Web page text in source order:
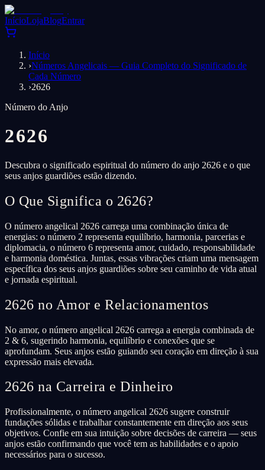
InícioLojaBlogEntrar
Início
›Números Angelicais — Guia Completo do Significado de
Cada Número
›2626
Número do Anjo
2626
Descubra o significado espiritual do número do anjo 2626 e o que
seus anjos guardiões estão dizendo.
O Que Significa o 2626?
O número angelical 2626 carrega uma combinação única de
energias: o número 2 representa equilíbrio, harmonia, parcerias e
diplomacia, o número 6 representa amor, cuidado, responsabilidade
e harmonia doméstica. Juntas, essas vibrações criam uma mensagem
específica dos seus anjos guardiões sobre seu caminho de vida atual
e jornada espiritual.
2626 no Amor e Relacionamentos
No amor, o número angelical 2626 carrega a energia combinada de
2 & 6, sugerindo harmonia, equilíbrio e conexões que se
aprofundam. Seus anjos estão guiando seu coração em direção à sua
expressão mais elevada.
2626 na Carreira e Dinheiro
Profissionalmente, o número angelical 2626 sugere construir
fundações sólidas e trabalhar constantemente em direção aos seus
objetivos. Confie em sua intuição sobre decisões de carreira — seus
anjos estão confirmando que você tem as habilidades e o apoio
necessários para o sucesso.